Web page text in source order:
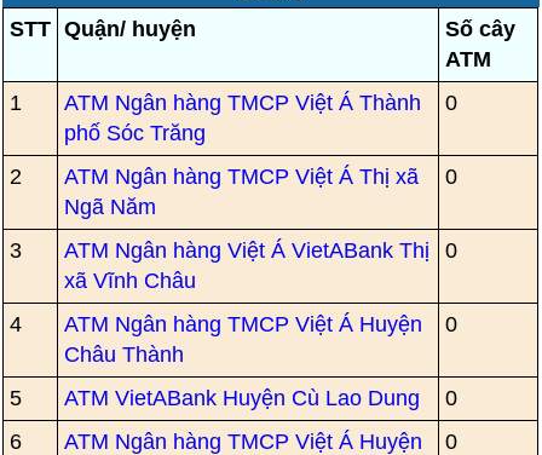
STT Quận/ huyện
Số cây
ATM
1
ATM Ngân hàng TMCP Việt Á Thành
phố Sóc Trăng
0
2
ATM Ngân hàng TMCP Việt Á Thị xã
Ngã Năm
0
3
ATM Ngân hàng Việt Á VietABank Thị
xã Vĩnh Châu
0
4
ATM Ngân hàng TMCP Việt Á Huyện
Châu Thành
0
5 ATM VietABank Huyện Cù Lao Dung
0
6
ATM Ngân hàng TMCP Việt Á Huyện
0